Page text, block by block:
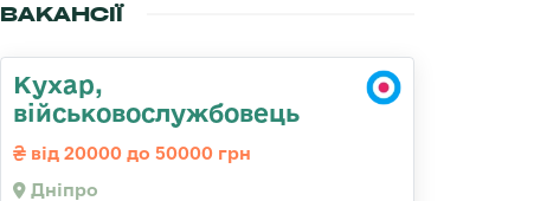
ВАКАНСІЇ
Кухар,
військовослужбовець
від 20000 до 50000 грн
Дніпро